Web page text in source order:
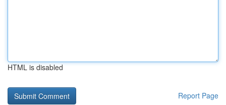
HTML is disabled
Report Page